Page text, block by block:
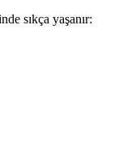
sıkça yaşanır: